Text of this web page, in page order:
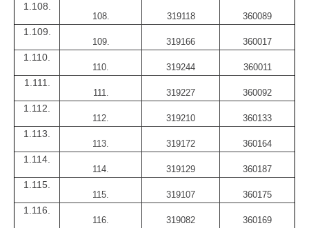
1.108.
108. 319118 360089
1.109.
109. 319166 360017
1.110.
110. 319244 360011
1.111.
111. 319227 360092
1.112.
112. 319210 360133
1.113.
113. 319172 360164
1.114.
114. 319129 360187
1.115.
115. 319107 360175
1.116.
116. 319082 360169